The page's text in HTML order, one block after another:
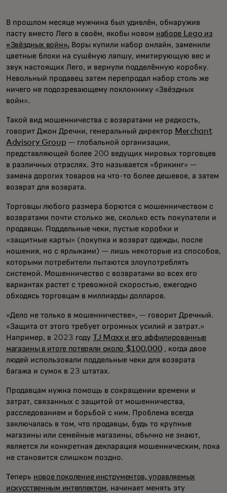
В прошлом месяце мужчина был удивлён, обнаружив
пасту вместо Лего в своём, якобы новом наборе Lego из
«Звёздных войн».Воры купили набор онлайн, заменили
цветные блоки на сушёную лапшу, имитирующую вес и
звук настоящих Лего, и вернули подделённую коробку.
Невольный продавец затем перепродал набор столь же
ничего не подозревающему поклоннику «Звёздных
войн».
Такой вид мошенничества с возвратами не редкость,
говорит Джон Дречни, генеральный директор Merchant
Advisory Group — глобальной организации,
представляющей более 200 ведущих мировых торговцев
в различных отраслях. Это называется «брикинг» —
замена дорогих товаров на что-то более дешевое, а затем
возврат для возврата.
Торговцы любого размера борются с мошенничеством с
возвратами почти столько же, сколько есть покупатели и
продавцы. Поддельные чеки, пустые коробки и
«защитные карты» (покупка и возврат одежды, после
ношения, но с ярлыками) — лишь некоторые из способов,
которыми потребители пытаются злоупотреблять
системой. Мошенничество с возвратами во всех его
вариантах растет с тревожной скоростью, ежегодно
обходясь торговцам в миллиарды долларов.
«Дело не только в мошенничестве», — говорит Дречный.
«Защита от этого требует огромных усилий и затрат.»
Например, в 2023 году TJ Maxx и его аффилированные
магазины в итоге потеряли около $100,000 , когда двое
людей использовали поддельные чеки для возврата
багажа и сумок в 23 штатах.
Продавцам нужна помощь в сокращении времени и
затрат, связанных с защитой от мошенничества,
расследованием и борьбой с ним. Проблема всегда
заключалась в том, что продавцы, будь то крупные
магазины или семейные магазины, обычно не знают,
является ли конкретная декларация мошенническим, пока
не становится слишком поздно.
Теперь новое поколение инструментов, управляемых
искусственным интеллектом, начинает менять эту